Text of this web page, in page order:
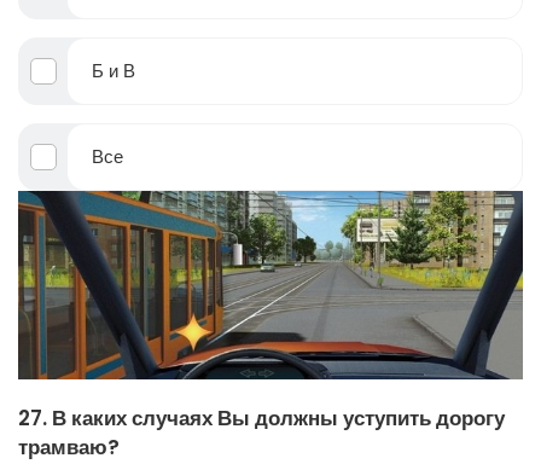
Б и В
Все
27. В каких случаях Вы должны уступить дорогу
трамваю?